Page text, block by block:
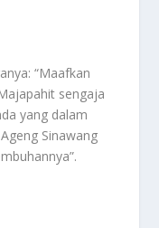
“Maafkan
sengaja
yang dalam
Sinawang